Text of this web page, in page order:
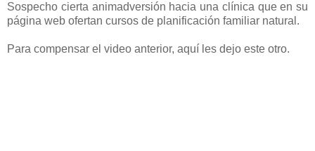
Sospecho cierta animadversión hacia una clínica que en su
página web ofertan cursos de planificación familiar natural.
Para compensar el video anterior, aquí les dejo este otro.